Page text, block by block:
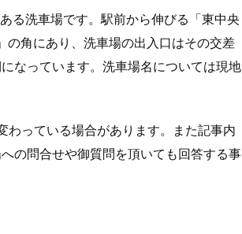
る洗車場です。駅前から伸びる「東中央
の角にあり、洗車場の出入口はその交差
なっています。洗車場名については現地
っている場合があります。また記事内
の問合せや御質問を頂いても回答する事